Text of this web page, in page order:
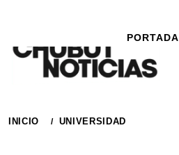
contenido
PORTADA
INICIO UNIVERSIDAD